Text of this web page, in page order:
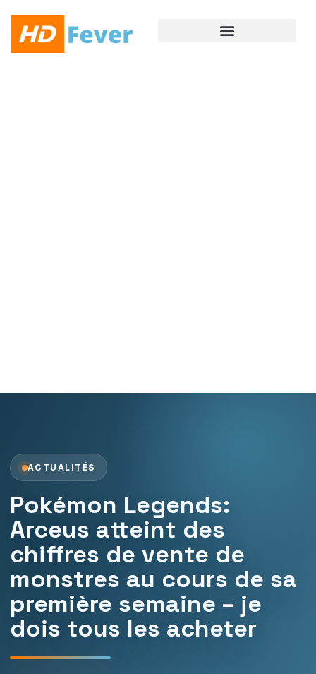
ACTUALITÉS
Pokémon Legends:
Arceus atteint des
chiffres de vente de
monstres au cours de sa
première semaine – je
dois tous les acheter